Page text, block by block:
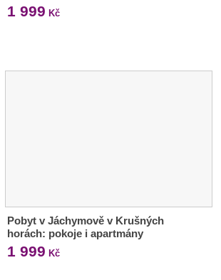
1 999 Kč
Pobyt v Jáchymově v Krušných
horách: pokoje i apartmány
1 999 Kč